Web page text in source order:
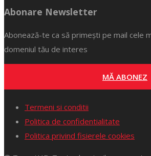
Abonare Newsletter
Abonează-te ca să primești pe mail cele
domeniul tău de interes
MĂ ABONEZ
Termeni si conditii
Politica de confidentialitate
Politica privind fisierele cookies